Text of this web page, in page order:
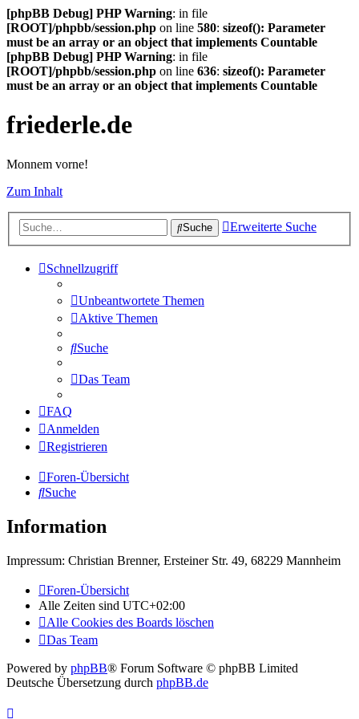
[phpBB Debug] PHP Warning: in file
[ROOT]/phpbb/session.php on line 580: sizeof(): Parameter
must be an array or an object that implements Countable
[phpBB Debug] PHP Warning: in file
[ROOT]/phpbb/session.php on line 636: sizeof(): Parameter
must be an array or an object that implements Countable
friederle.de
Monnem vorne!
Zum Inhalt
Suche Erweiterte Suche
Schnellzugriff
Unbeantwortete Themen
Aktive Themen
Suche
Das Team
FAQ
Anmelden
Registrieren
Foren-Übersicht
Suche
Information
Impressum: Christian Brenner, Ersteiner Str. 49, 68229 Mannheim
Foren-Übersicht
Alle Zeiten sind UTC+02:00
Alle Cookies des Boards löschen
Das Team
Powered by phpBB® Forum Software © phpBB Limited
Deutsche Übersetzung durch phpBB.de